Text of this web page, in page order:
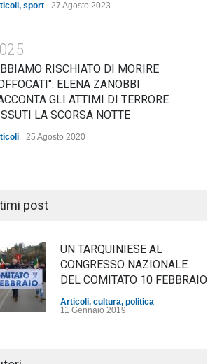
, sport 27 Agosto 2023
RISCHIATO DI MORIRE
ELENA ZANOBBI
GLI ATTIMI DI TERRORE
LA SCORSA NOTTE
25 Agosto 2020
post
UN TARQUINIESE AL
CONGRESSO NAZIONALE
DEL COMITATO 10 FEBBRAIO
Articoli, cultura, politica
11 Gennaio 2019